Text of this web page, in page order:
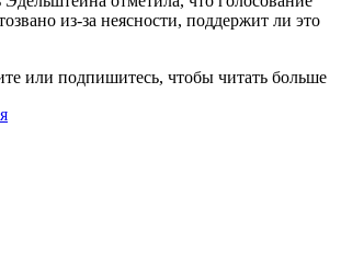
из-за неясности, поддержит ли это
или подпишитесь, чтобы читать больше